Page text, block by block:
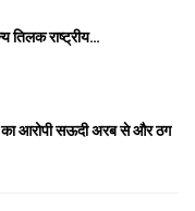
तिलक राष्ट्रीय…
आरोपी सऊदी अरब से और ठग